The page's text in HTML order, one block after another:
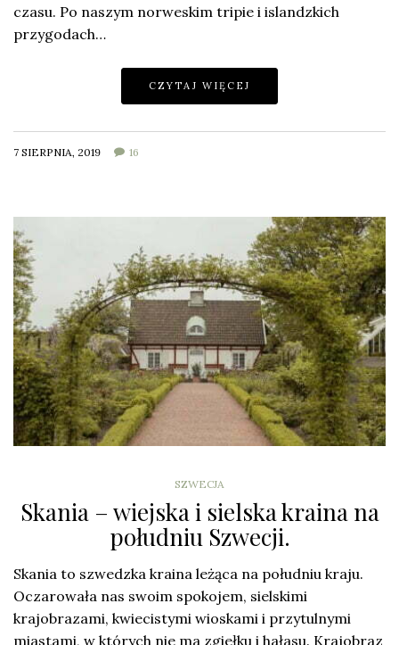
czasu. Po naszym norweskim tripie i islandzkich
przygodach…
CZYTAJ WIĘCEJ
7 SIERPNIA, 2019 16
SZWECJA
Skania – wiejska i sielska kraina na
południu Szwecji.
Skania to szwedzka kraina leżąca na południu kraju.
Oczarowała nas swoim spokojem, sielskimi
krajobrazami, kwiecistymi wioskami i przytulnymi
miastami, w których nie ma zgiełku i hałasu. Krajobraz